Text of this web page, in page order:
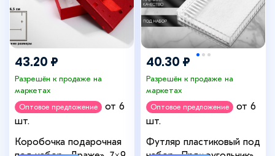
43.20 ₽
Разрешён к продаже на
маркетах
Оптовое предложение
от 6
шт.
Коробочка подарочная
40.30 ₽
Разрешён к продаже на
маркетах
Оптовое предложение
от 6
шт.
Футляр пластиковый под